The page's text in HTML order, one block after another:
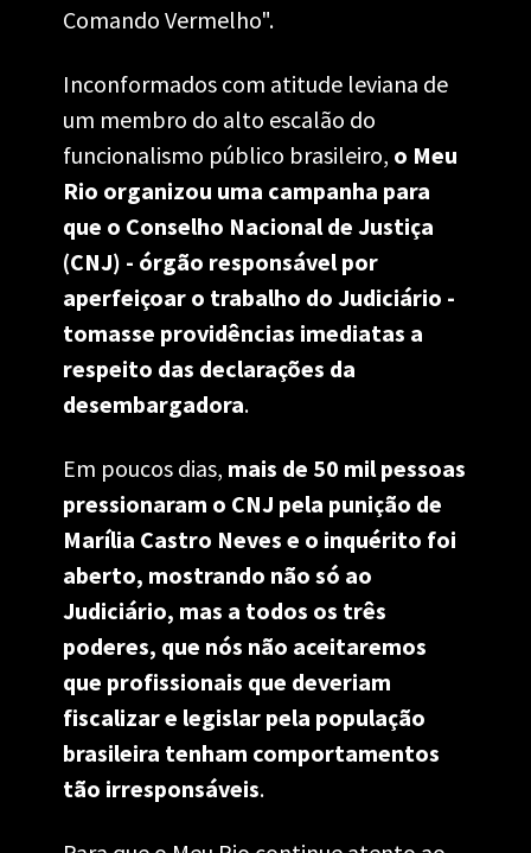
Comando Vermelho".
Inconformados com atitude leviana de
um membro do alto escalão do
funcionalismo público brasileiro, o Meu
Rio organizou uma campanha para
que o Conselho Nacional de Justiça
(CNJ) - órgão responsável por
aperfeiçoar o trabalho do Judiciário -
tomasse providências imediatas a
respeito das declarações da
desembargadora.
Em poucos dias, mais de 50 mil pessoas
pressionaram o CNJ pela punição de
Marília Castro Neves e o inquérito foi
aberto, mostrando não só ao
Judiciário, mas a todos os três
poderes, que nós não aceitaremos
que profissionais que deveriam
fiscalizar e legislar pela população
brasileira tenham comportamentos
tão irresponsáveis.